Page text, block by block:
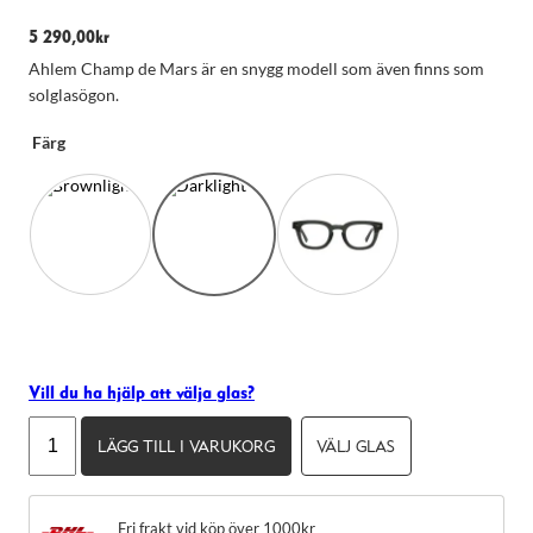
5 290,00 kr
Ahlem Champ de Mars är en snygg modell som även finns som
solglasögon.
Färg
Vill du ha hjälp att välja glas?
Champ
de
LÄGG TILL I VARUKORG VÄLJ GLAS
Fri frakt vid köp över 1000kr
Dessa kakor
går inte att
välja bort.
De behövs
för att
hemsidan